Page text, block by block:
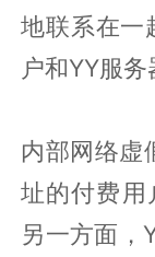
地联系在一
户和YY服务
内部网络虚
址的付费用
另一方面，